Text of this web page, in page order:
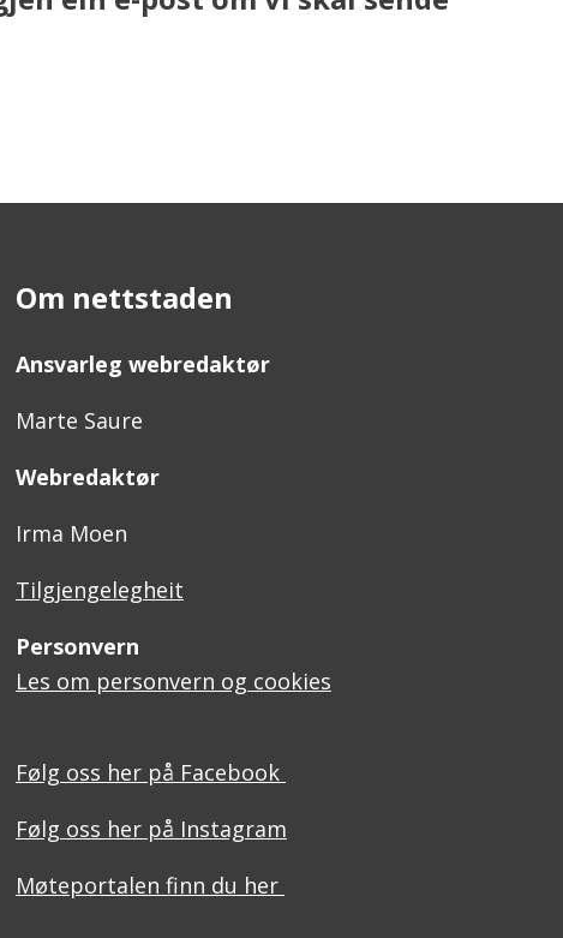
Om nettstaden
Ansvarleg webredaktør
Marte Saure
Webredaktør
Irma Moen
Tilgjengelegheit
Personvern
Les om personvern og cookies
Følg oss her på Facebook
Følg oss her på Instagram
Møteportalen finn du her